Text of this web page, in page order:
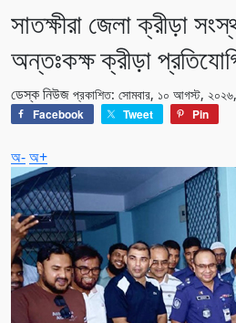
সাতক্ষীরা জেলা ক্রীড়া
অন্তঃকক্ষ ক্রীড়া
ডেস্ক নিউজ প্রকাশিত: সোমবার, ১০ আগস্ট,
Facebook Tweet Pin
অ-অ+